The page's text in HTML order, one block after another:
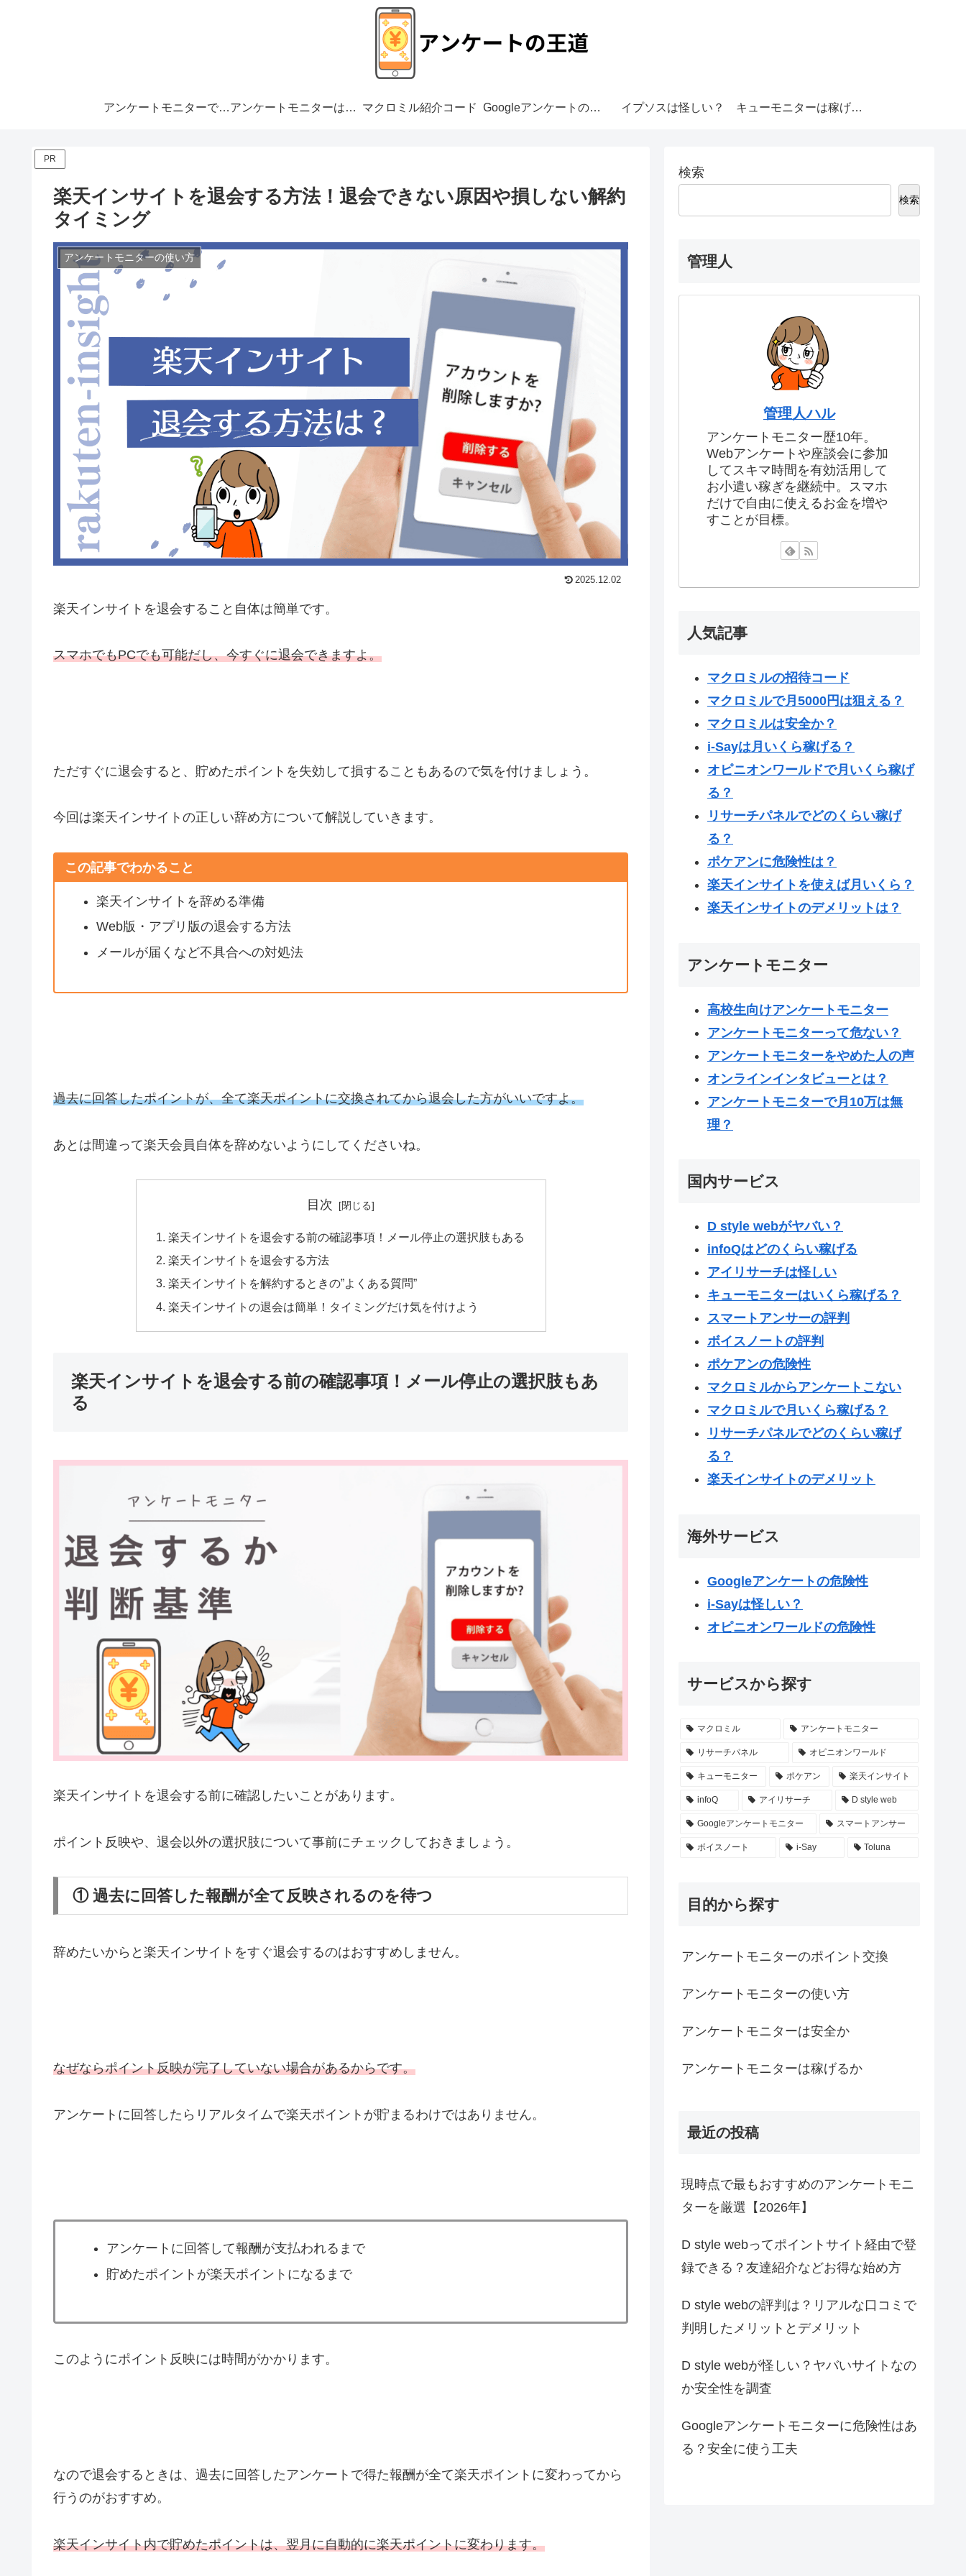
アンケートモニターで月10万 アンケートモニターは危ない？ マクロミル紹介コード Googleアンケートの危険性 イプソスは怪しい？ キューモニターは稼げる？
PR
楽天インサイトを退会する方法！退会できない原因や損しない解約
タイミング
アンケートモニターの使い方
2025.12.02
楽天インサイトを退会すること自体は簡単です。
スマホでもPCでも可能だし、今すぐに退会できますよ。
ただすぐに退会すると、貯めたポイントを失効して損することもあるので気を付けましょう。
今回は楽天インサイトの正しい辞め方について解説していきます。
この記事でわかること
楽天インサイトを辞める準備
Web版・アプリ版の退会する方法
メールが届くなど不具合への対処法
過去に回答したポイントが、全て楽天ポイントに交換されてから退会した方がいいですよ。
あとは間違って楽天会員自体を辞めないようにしてくださいね。
目次
楽天インサイトを退会する前の確認事項！メール停止の選択肢もある
楽天インサイトを退会する方法
楽天インサイトを解約するときの”よくある質問”
楽天インサイトの退会は簡単！タイミングだけ気を付けよう
楽天インサイトを退会する前の確認事項！メール停止の選択肢もあ
る
楽天インサイトを退会する前に確認したいことがあります。
ポイント反映や、退会以外の選択肢について事前にチェックしておきましょう。
① 過去に回答した報酬が全て反映されるのを待つ
辞めたいからと楽天インサイトをすぐ退会するのはおすすめしません。
なぜならポイント反映が完了していない場合があるからです。
アンケートに回答したらリアルタイムで楽天ポイントが貯まるわけではありません。
アンケートに回答して報酬が支払われるまで
貯めたポイントが楽天ポイントになるまで
このようにポイント反映には時間がかかります。
なので退会するときは、過去に回答したアンケートで得た報酬が全て楽天ポイントに変わってから
行うのがおすすめ。
楽天インサイト内で貯めたポイントは、翌月に自動的に楽天ポイントに変わります。
検索
検索
管理人
管理人ハル
アンケートモニター歴10年。
Webアンケートや座談会に参加
してスキマ時間を有効活用して
お小遣い稼ぎを継続中。スマホ
だけで自由に使えるお金を増や
すことが目標。
人気記事
マクロミルの招待コード
マクロミルで月5000円は狙える？
マクロミルは安全か？
i-Sayは月いくら稼げる？
オピニオンワールドで月いくら稼げ
る？
リサーチパネルでどのくらい稼げ
る？
ポケアンに危険性は？
楽天インサイトを使えば月いくら？
楽天インサイトのデメリットは？
アンケートモニター
高校生向けアンケートモニター
アンケートモニターって危ない？
アンケートモニターをやめた人の声
オンラインインタビューとは？
アンケートモニターで月10万は無
理？
国内サービス
D style webがヤバい？
infoQはどのくらい稼げる
アイリサーチは怪しい
キューモニターはいくら稼げる？
スマートアンサーの評判
ボイスノートの評判
ポケアンの危険性
マクロミルからアンケートこない
マクロミルで月いくら稼げる？
リサーチパネルでどのくらい稼げ
る？
楽天インサイトのデメリット
海外サービス
Googleアンケートの危険性
i-Sayは怪しい？
オピニオンワールドの危険性
サービスから探す
マクロミル アンケートモニター
リサーチパネル オピニオンワールド
キューモニター ポケアン 楽天インサイト
infoQ アイリサーチ D style web
Googleアンケートモニター スマートアンサー
ボイスノート i-Say Toluna
目的から探す
アンケートモニターのポイント交換
アンケートモニターの使い方
アンケートモニターは安全か
アンケートモニターは稼げるか
最近の投稿
現時点で最もおすすめのアンケートモニ
ターを厳選【2026年】
D style webってポイントサイト経由で登
録できる？友達紹介などお得な始め方
D style webの評判は？リアルな口コミで
判明したメリットとデメリット
D style webが怪しい？ヤバいサイトなの
か安全性を調査
Googleアンケートモニターに危険性はあ
る？安全に使う工夫